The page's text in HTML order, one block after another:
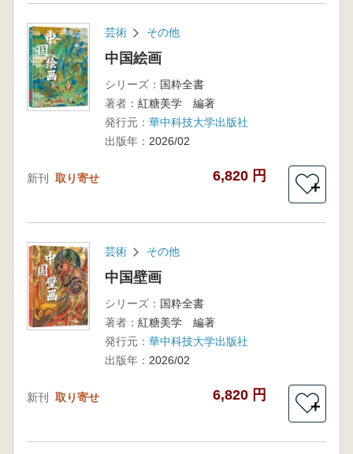
芸術 その他
中国絵画
シリーズ： 国粋全書
著者： 紅糖美学 編著
発行元： 華中科技大学出版社
出版年： 2026/02
新刊 取り寄せ 6,820 円
＋
芸術 その他
中国壁画
シリーズ： 国粋全書
著者： 紅糖美学 編著
発行元： 華中科技大学出版社
出版年： 2026/02
新刊 取り寄せ 6,820 円
＋